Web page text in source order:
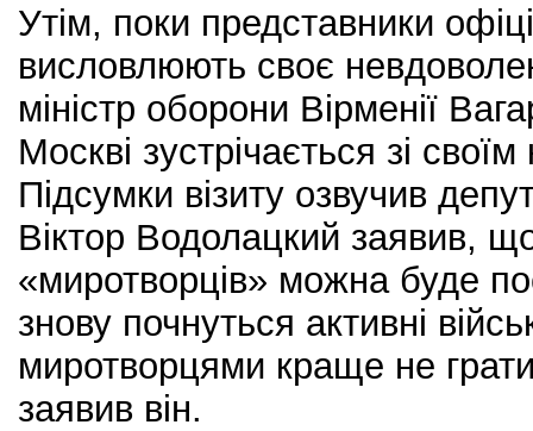
Утім, поки представники
висловлюють своє
міністр оборони Вірменії
Москві зустрічається зі
Підсумки візиту озвучив
Віктор Водолацкий заявив,
«миротворців» можна буде
знову почнуться активні
миротворцями краще не грати
заявив він.